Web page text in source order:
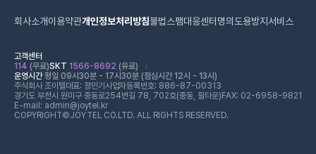
회사소개이용약관개인정보처리방침불법스팸대응센터 명의도용방지서비스
고객센터
114 (무료)SKT 1566-8692 (유료)
운영시간평일 09시30분 - 17시30분 (점심시간 12시 - 13시)
주식회사 조이텔대표: 정민기 사업자등록번호: 886-87-00313
경기도 부천시 원미구 중동로254번길 78, 702호(중동, 필타운) FAX: 02-6958-9821
E-mail: admin@joytel.kr
COPYRIGHT©JOYTEL CO.LTD. ALL RIGHTS RESERVED.